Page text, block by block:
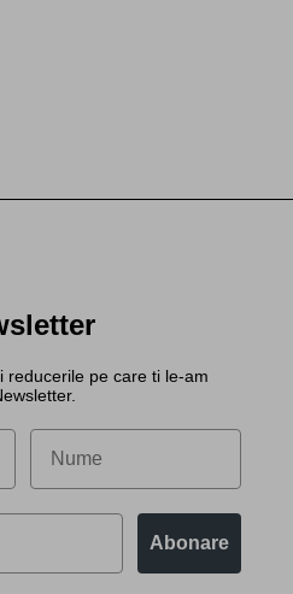
reducerile pe care ti le-am
Abonare